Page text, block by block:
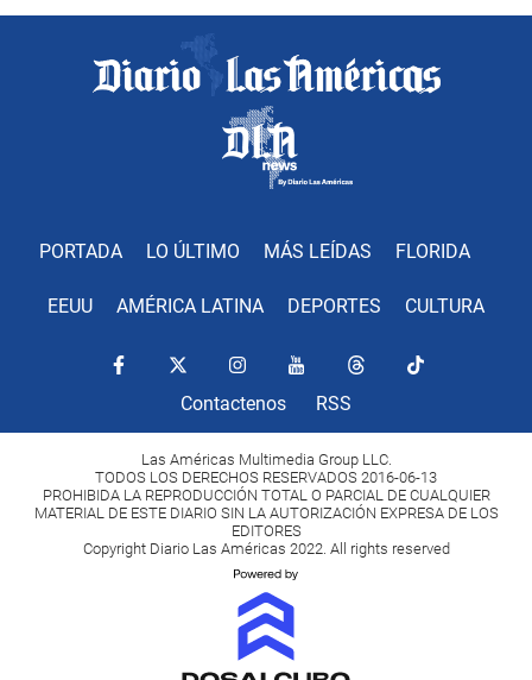
PORTADA LO ÚLTIMO MÁS LEÍDAS FLORIDA
EEUU AMÉRICA LATINA DEPORTES CULTURA
Contactenos RSS
Las Américas Multimedia Group LLC.
TODOS LOS DERECHOS RESERVADOS 2016-06-13
PROHIBIDA LA REPRODUCCIÓN TOTAL O PARCIAL DE CUALQUIER
MATERIAL DE ESTE DIARIO SIN LA AUTORIZACIÓN EXPRESA DE LOS
EDITORES
Copyright Diario Las Américas 2022. All rights reserved